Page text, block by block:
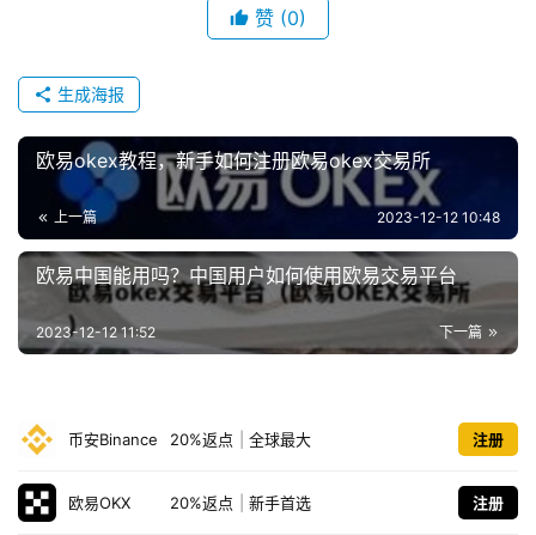
赞 (0)
生成海报
欧易okex教程，新手如何注册欧易okex交易所
上一篇 2023-12-12 10:48
欧易中国能用吗？中国用户如何使用欧易交易平台
下一篇
2023-12-12 11:52
币安Binance 20%返点 全球最大 注册
欧易OKX 20%返点 新手首选 注册